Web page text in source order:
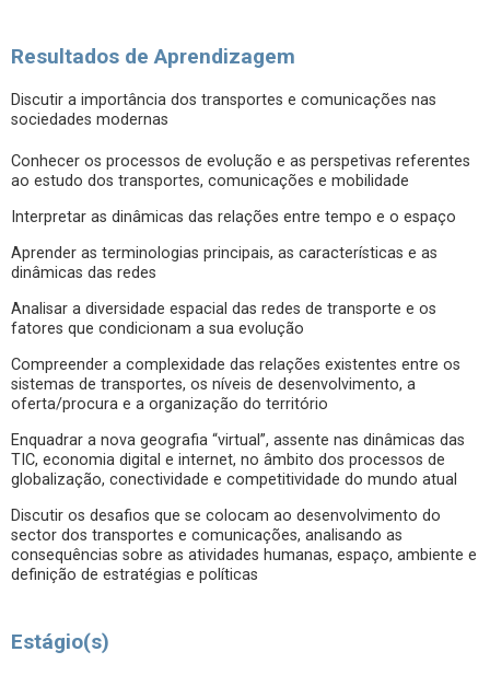
Resultados de Aprendizagem
Discutir a importância dos transportes e comunicações nas
sociedades modernas
Conhecer os processos de evolução e as perspetivas referentes
ao estudo dos transportes, comunicações e mobilidade
Interpretar as dinâmicas das relações entre tempo e o espaço
Aprender as terminologias principais, as características e as
dinâmicas das redes
Analisar a diversidade espacial das redes de transporte e os
fatores que condicionam a sua evolução
Compreender a complexidade das relações existentes entre os
sistemas de transportes, os níveis de desenvolvimento, a
oferta/procura e a organização do território
Enquadrar a nova geografia “virtual”, assente nas dinâmicas das
TIC, economia digital e internet, no âmbito dos processos de
globalização, conectividade e competitividade do mundo atual
Discutir os desafios que se colocam ao desenvolvimento do
sector dos transportes e comunicações, analisando as
consequências sobre as atividades humanas, espaço, ambiente e
definição de estratégias e políticas
Estágio(s)